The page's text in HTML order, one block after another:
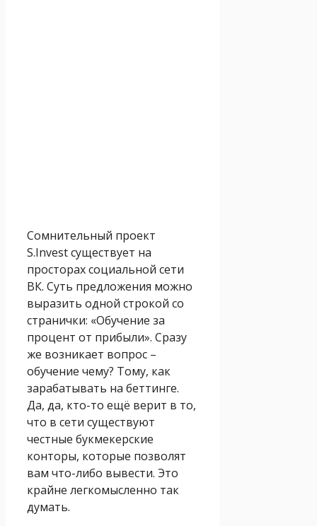
Сомнительный проект
S.Invest существует на
просторах социальной сети
ВК. Суть предложения можно
выразить одной строкой со
странички: «Обучение за
процент от прибыли». Сразу
же возникает вопрос –
обучение чему? Тому, как
зарабатывать на беттинге.
Да, да, кто-то ещё верит в то,
что в сети существуют
честные букмекерские
конторы, которые позволят
вам что-либо вывести. Это
крайне легкомысленно так
думать.